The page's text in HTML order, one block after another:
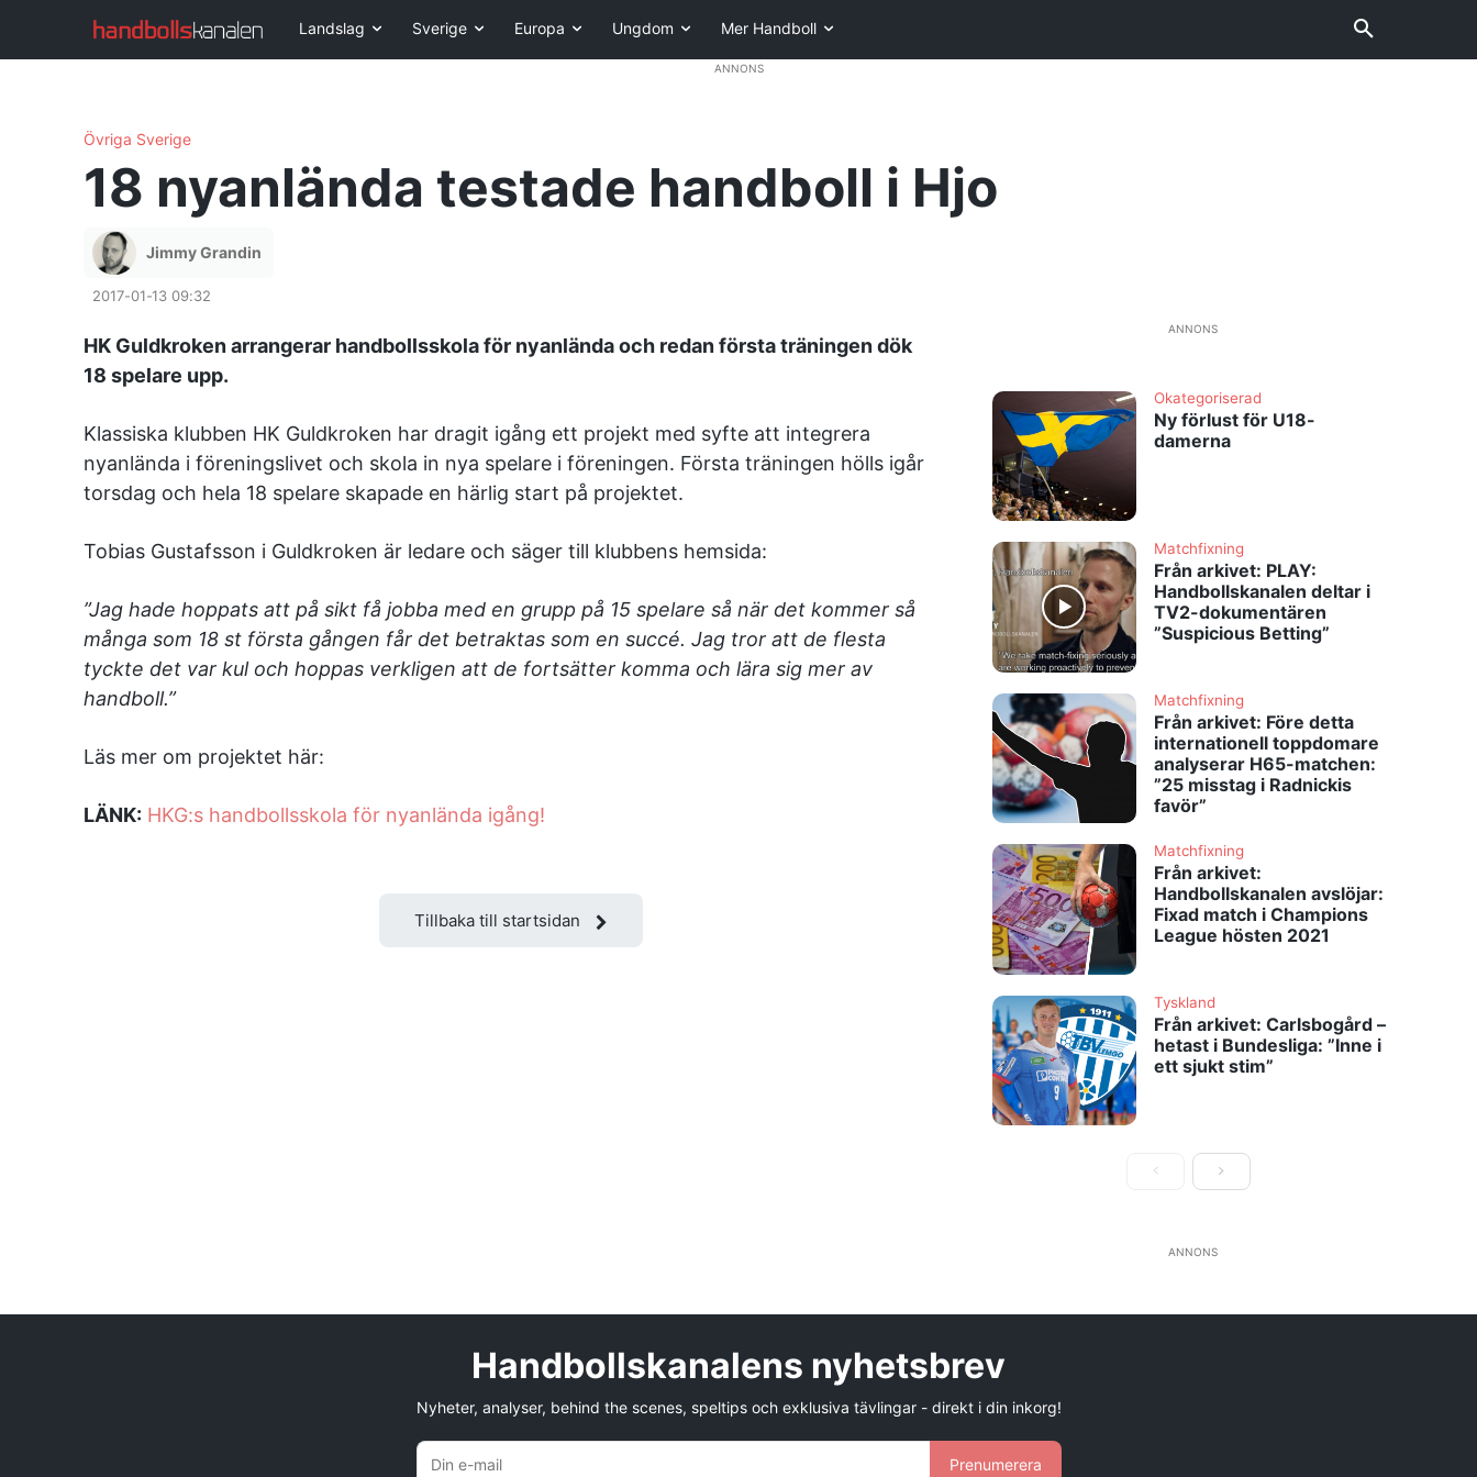
Landslag Sverige Europa Ungdom Mer Handboll
ANNONS
Övriga Sverige
18 nyanlända testade handboll i Hjo
Jimmy Grandin
2017-01-13 09:32
HK Guldkroken arrangerar handbollsskola för nyanlända och redan första träningen dök
18 spelare upp.
Klassiska klubben HK Guldkroken har dragit igång ett projekt med syfte att integrera
nyanlända i föreningslivet och skola in nya spelare i föreningen. Första träningen hölls igår
torsdag och hela 18 spelare skapade en härlig start på projektet.
Tobias Gustafsson i Guldkroken är ledare och säger till klubbens hemsida:
”Jag hade hoppats att på sikt få jobba med en grupp på 15 spelare så när det kommer så
många som 18 st första gången får det betraktas som en succé. Jag tror att de flesta
tyckte det var kul och hoppas verkligen att de fortsätter komma och lära sig mer av
handboll.”
Läs mer om projektet här:
LÄNK: HKG:s handbollsskola för nyanlända igång!
Tillbaka till startsidan
ANNONS
Okategoriserad
Ny förlust för U18-
damerna
Matchfixning
Från arkivet: PLAY:
Handbollskanalen deltar i
TV2-dokumentären
”Suspicious Betting”
Matchfixning
Från arkivet: Före detta
internationell toppdomare
analyserar H65-matchen:
”25 misstag i Radnickis
favör”
Matchfixning
Från arkivet:
Handbollskanalen avslöjar:
Fixad match i Champions
League hösten 2021
Tyskland
Från arkivet: Carlsbogård –
hetast i Bundesliga: ”Inne i
ett sjukt stim”
ANNONS
Handbollskanalens nyhetsbrev
Nyheter, analyser, behind the scenes, speltips och exklusiva tävlingar - direkt i din inkorg!
Prenumerera